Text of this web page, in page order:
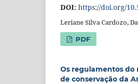
DOI: https://doi.org/
Leriane Silva Cardozo,
PDF
Os regulamentos
de conservação da